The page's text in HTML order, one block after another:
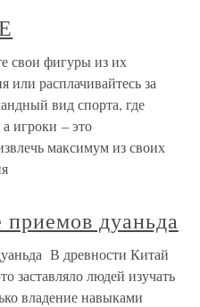
свои фигуры из их
или расплачивайтесь за
вид спорта, где
игроки – это
максимум из своих
дуаньда
В древности Китай
заставляло людей изучать
владение навыками